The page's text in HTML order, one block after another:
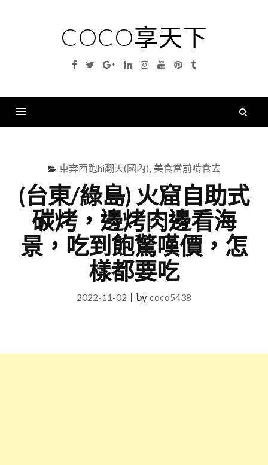
COCO享天下
Facebook
TwitterGoogleLinkedinInstagramYouTubePinterest
Tumblr
東奔西跑hi翻天(國內), 美食當前啃食去
(台東/綠島) 火窟自助式
碳烤，邊烤肉邊看海
景，吃到飽驚嘆價，怎
樣都要吃
2022-11-02 |by coco5438